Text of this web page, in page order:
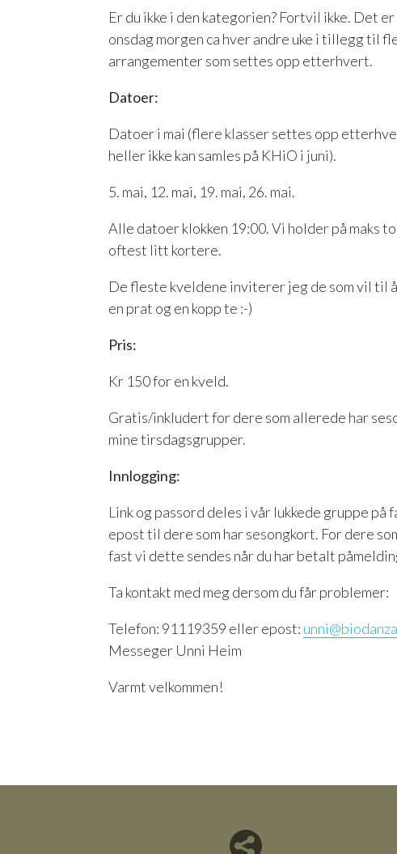
Er du ikke i den kategorien? Fortvil ikke. Det
onsdag morgen ca hver andre uke i tillegg til
arrangementer som settes opp etterhvert.
Datoer:
Datoer i mai (flere klasser settes opp
heller ikke kan samles på KHiO i juni).
5. mai, 12. mai, 19. mai, 26. mai.
Alle datoer klokken 19:00. Vi holder på maks
oftest litt kortere.
De fleste kveldene inviterer jeg de som vil til
en prat og en kopp te :-)
Pris:
Kr 150 for en kveld.
Gratis/inkludert for dere som allerede har
mine tirsdagsgrupper.
Innlogging:
Link og passord deles i vår lukkede gruppe på
epost til dere som har sesongkort. For dere
fast vi dette sendes når du har betalt
Ta kontakt med meg dersom du får problemer:
Telefon: 91119359 eller epost:
Messeger Unni Heim
Varmt velkommen!